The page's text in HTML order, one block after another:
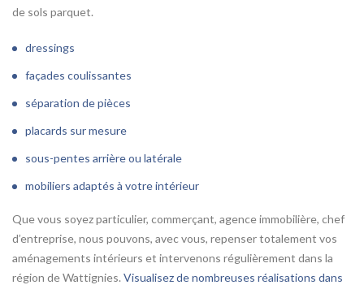
de sols parquet.
dressings
façades coulissantes
séparation de pièces
placards sur mesure
sous-pentes arrière ou latérale
mobiliers adaptés à votre intérieur
Que vous soyez particulier, commerçant, agence immobilière, chef
d’entreprise, nous pouvons, avec vous, repenser totalement vos
aménagements intérieurs et intervenons régulièrement dans la
région de Wattignies. Visualisez de nombreuses réalisations dans